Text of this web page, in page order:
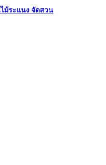
ม้ระแนง จัดสวน